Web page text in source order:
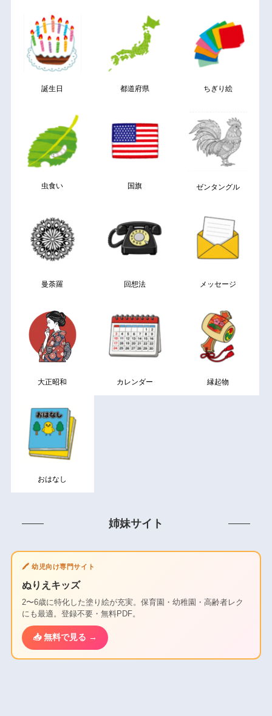
誕生日 都道府県 ちぎり絵
虫食い 国旗 ゼンタングル
曼荼羅 回想法 メッセージ
大正昭和 カレンダー 縁起物
おはなし
姉妹サイト
🖍️ 幼児向け専門サイト
ぬりえキッズ
2〜6歳に特化した塗り絵が充実。保育園・幼稚園・高齢者レク
にも最適。登録不要・無料PDF。
📥 無料で見る →